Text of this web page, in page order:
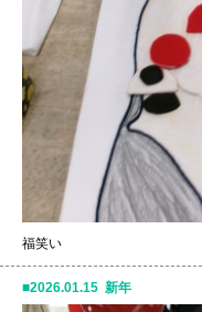
福笑い
2026.01.15 新年